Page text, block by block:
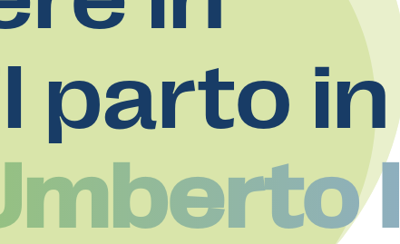
parto in
I